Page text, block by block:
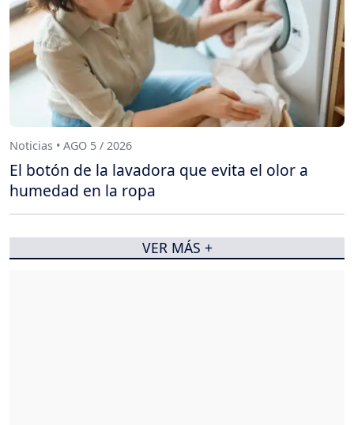
Noticias • AGO 5 / 2026
El botón de la lavadora que evita el olor a
humedad en la ropa
VER MÁS +